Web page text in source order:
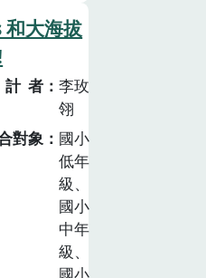
的樣貌、
的可食
解東勢林
與商業生
的差異，
野菜的烹
，從認識
生植物的
對環境生
價值，促
願意關心
和大海拔
者
李玫
翎
對象
國小
低年
級、
國小
中年
級、